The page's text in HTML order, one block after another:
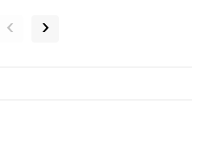
‹ ›